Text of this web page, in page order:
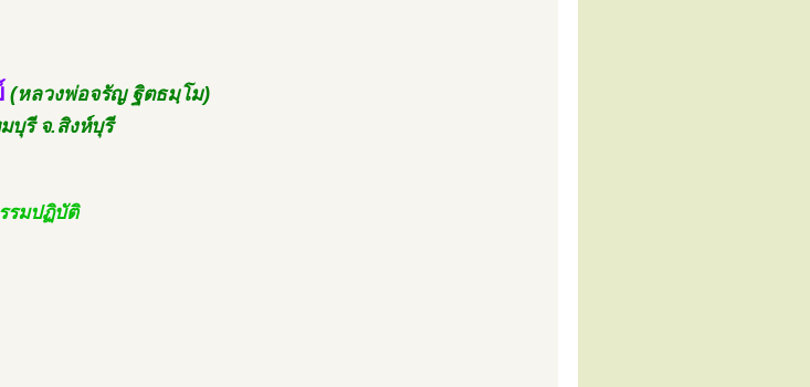
(หลวงพ่อจรัญ ฐิตธมฺโม)
บุรี จ.สิงห์บุรี
รมปฏิบัติ